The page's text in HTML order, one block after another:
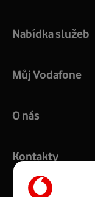
Nabídka služeb
Můj Vodafone
O nás
Kontakty